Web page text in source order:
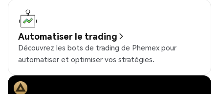
Automatiser le trading
Découvrez les bots de trading de Phemex pour
automatiser et optimiser vos stratégies.